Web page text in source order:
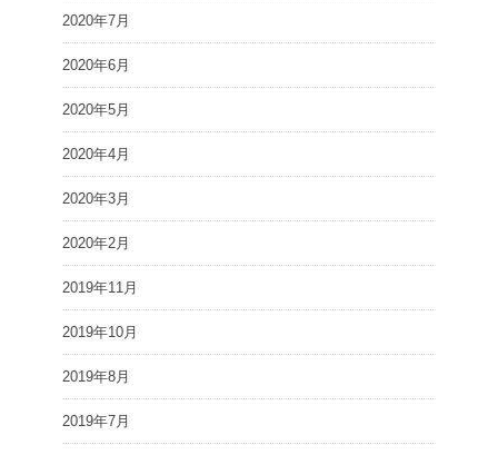
2020年7月
2020年6月
2020年5月
2020年4月
2020年3月
2020年2月
2019年11月
2019年10月
2019年8月
2019年7月